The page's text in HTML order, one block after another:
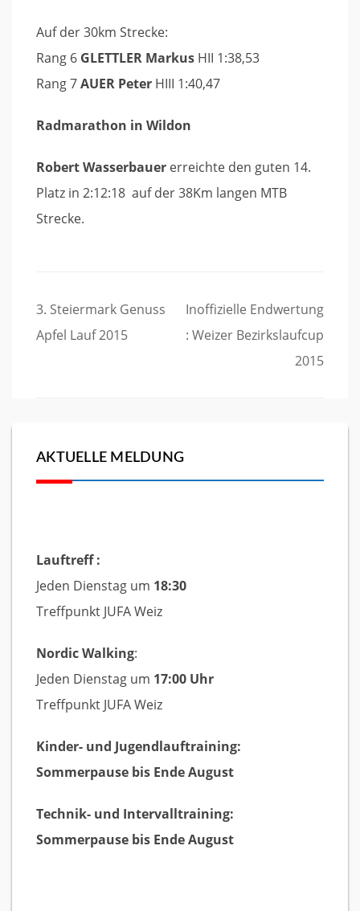
Auf der 30km Strecke:
Rang 6 GLETTLER Markus HII 1:38,53
Rang 7AUER Peter HIII 1:40,47
Radmarathon in Wildon
Robert Wasserbauer erreichte den guten 14.
Platz in 2:12:18 auf der 38Km langen MTB
Strecke.
Beitragsnavigation
3. Steiermark Genuss
Apfel Lauf 2015
Inoffizielle Endwertung
: Weizer Bezirkslaufcup
2015
AKTUELLE MELDUNG
Lauftreff :
Jeden Dienstag um 18:30
Treffpunkt JUFA Weiz
Nordic Walking:
Jeden Dienstag um 17:00 Uhr
Treffpunkt JUFA Weiz
Kinder- und Jugendlauftraining:
Sommerpause bis Ende August
Technik- und Intervalltraining:
Sommerpause bis Ende August